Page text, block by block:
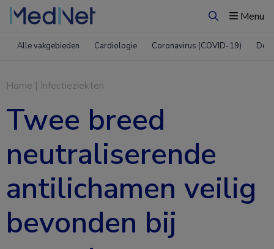
ZoekenMenu
Alle vakgebieden Cardiologie Coronavirus (COVID-19)
Home | Infectieziekten
Twee breed
neutraliserende
antilichamen veilig
bevonden bij